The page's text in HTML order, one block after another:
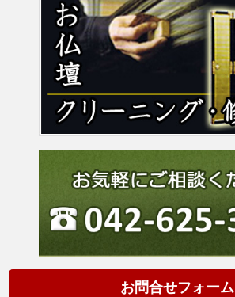
お問合せフォーム